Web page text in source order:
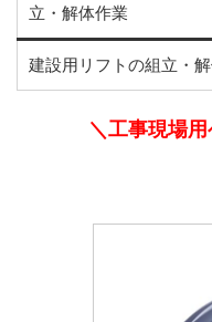
立・解体作業
建設用リフトの組立・
＼工事現場